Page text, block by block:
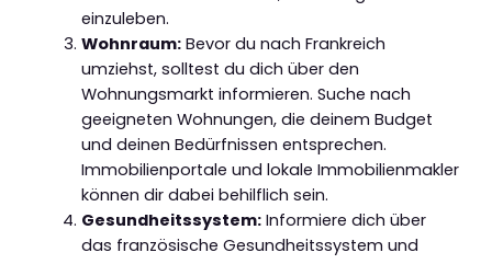
einzuleben.
Wohnraum:Bevor du nach Frankreich
umziehst, solltest du dich über den
Wohnungsmarkt informieren. Suche nach
geeigneten Wohnungen, die deinem Budget
und deinen Bedürfnissen entsprechen.
Immobilienportale und lokale Immobilienmakler
können dir dabei behilflich sein.
Gesundheitssystem:Informiere dich über
das französische Gesundheitssystem und